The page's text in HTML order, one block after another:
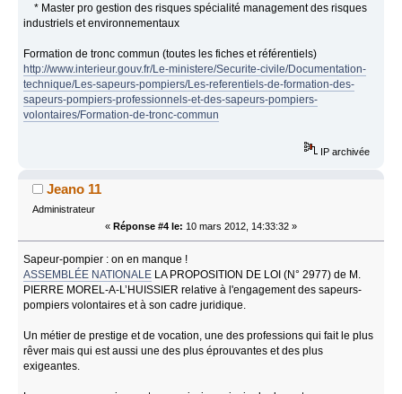
* Master pro gestion des risques spécialité management des risques
industriels et environnementaux
Formation de tronc commun (toutes les fiches et référentiels)
http://www.interieur.gouv.fr/Le-ministere/Securite-civile/Documentation-
technique/Les-sapeurs-pompiers/Les-referentiels-de-formation-des-
sapeurs-pompiers-professionnels-et-des-sapeurs-pompiers-
volontaires/Formation-de-tronc-commun
IP archivée
Jeano 11
Administrateur
« Réponse #4 le: 10 mars 2012, 14:33:32 »
Sapeur-pompier : on en manque !
ASSEMBLÉE NATIONALE LA PROPOSITION DE LOI (N° 2977) de M.
PIERRE MOREL-A-L’HUISSIER relative à l'engagement des sapeurs-
pompiers volontaires et à son cadre juridique.
Un métier de prestige et de vocation, une des professions qui fait le plus
rêver mais qui est aussi une des plus éprouvantes et des plus
exigeantes.